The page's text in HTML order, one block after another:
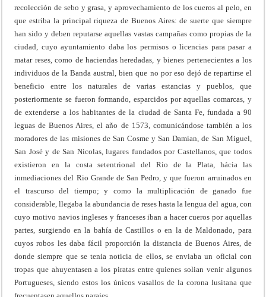
recolección de sebo y grasa, y aprovechamiento de los cueros al pelo, en
que estriba la principal riqueza de Buenos Aires: de suerte que siempre
han sido y deben reputarse aquellas vastas campañas como propias de la
ciudad, cuyo ayuntamiento daba los permisos o licencias para pasar a
matar reses, como de haciendas heredadas, y bienes pertenecientes a los
individuos de la Banda austral, bien que no por eso dejó de repartirse el
beneficio entre los naturales de varias estancias y pueblos, que
posteriormente se fueron formando, esparcidos por aquellas comarcas, y
de extenderse a los habitantes de la ciudad de Santa Fe, fundada a 90
leguas de Buenos Aires, el año de 1573, comunicándose también a los
moradores de las misiones de San Cosme y San Damian, de San Miguel,
San José y de San Nicolas, lugares fundados por Castellanos, que todos
existieron en la costa setentrional del Rio de la Plata, hácia las
inmediaciones del Rio Grande de San Pedro, y que fueron arruinados en
el trascurso del tiempo; y como la multiplicación de ganado fue
considerable, llegaba la abundancia de reses hasta la lengua del agua, con
cuyo motivo navios ingleses y franceses iban a hacer cueros por aquellas
partes, surgiendo en la bahía de Castillos o en la de Maldonado, para
cuyos robos les daba fácil proporción la distancia de Buenos Aires, de
donde siempre que se tenia noticia de ellos, se enviaba un oficial con
tropas que ahuyentasen a los piratas entre quienes solian venir algunos
Portugueses, siendo estos los únicos vasallos de la corona lusitana que